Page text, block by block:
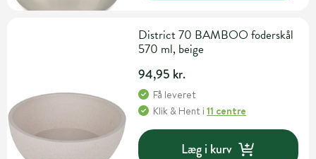
District 70 BAMBOO foderskål
570 ml, beige
94,95 kr.
Få leveret
Klik & Hent i11 centre
Læg i kurv